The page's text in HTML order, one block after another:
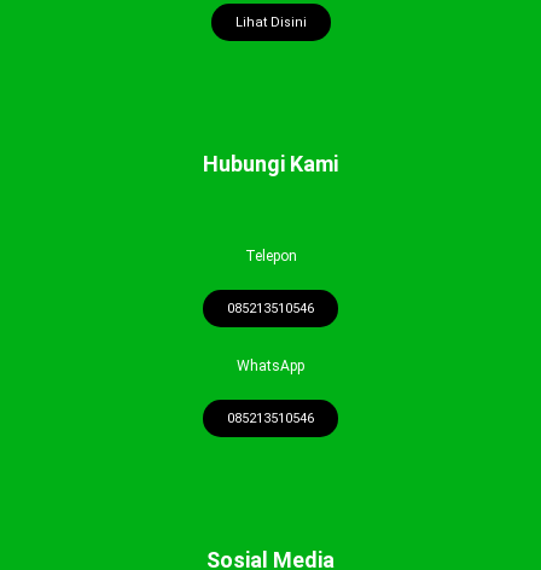
Lihat Disini
Hubungi Kami
Telepon
085213510546
WhatsApp
085213510546
Sosial Media